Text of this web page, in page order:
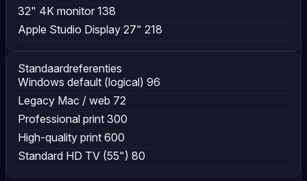
32" 4K monitor 138
Apple Studio Display 27" 218
Standaardreferenties
Windows default (logical) 96
Legacy Mac / web 72
Professional print 300
High-quality print 600
Standard HD TV (55") 80